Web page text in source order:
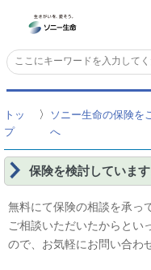
トッ
プ
〉
ソニー生命の保険を
へ
保険を検討していま
無料にて保険の相談を承っ
ご相談いただいたからとい
ので、お気軽にお問い合わ